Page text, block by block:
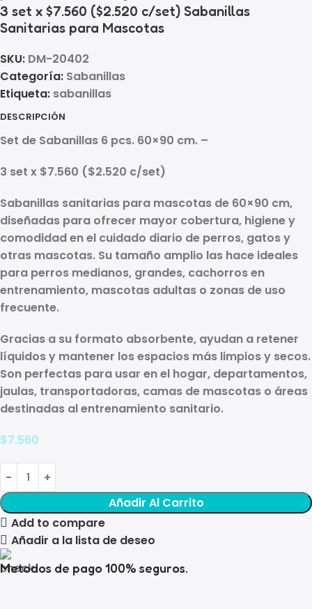
3 set x $7.560 ($2.520 c/set) Sabanillas
Sanitarias para Mascotas
SKU: DM-20402
Categoría: Sabanillas
Etiqueta: sabanillas
DESCRIPCIÓN
Set de Sabanillas 6 pcs. 60×90 cm. –
3 set x $7.560 ($2.520 c/set)
Sabanillas sanitarias para mascotas de 60×90 cm,
diseñadas para ofrecer mayor cobertura, higiene y
comodidad en el cuidado diario de perros, gatos y
otras mascotas. Su tamaño amplio las hace ideales
para perros medianos, grandes, cachorros en
entrenamiento, mascotas adultas o zonas de uso
frecuente.
Gracias a su formato absorbente, ayudan a retener
líquidos y mantener los espacios más limpios y secos.
Son perfectas para usar en el hogar, departamentos,
jaulas, transportadoras, camas de mascotas o áreas
destinadas al entrenamiento sanitario.
$7.560
Añadir Al Carrito
Add to compare
Añadir a la lista de deseo
Metodos de pago 100% seguros.